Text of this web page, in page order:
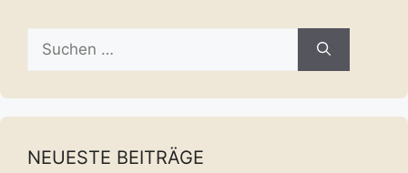
Suche
nach:
NEUESTE BEITRÄGE